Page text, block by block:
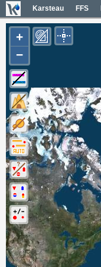
Karsteau FFS
+
−